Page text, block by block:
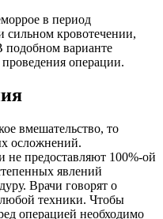
в период
сильном кровотечении,
варианте
операции.
вмешательство, то
осложнений.
предоставляют 100%-ой
явлений
Врачи говорят о
любой техники. Чтобы
операцией необходимо